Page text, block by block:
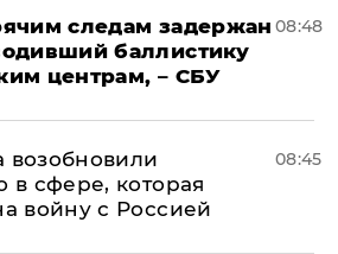
следам задержан
баллистику
центрам, – СБУ
08:48
в сфере, которая
войну с Россией
08:45